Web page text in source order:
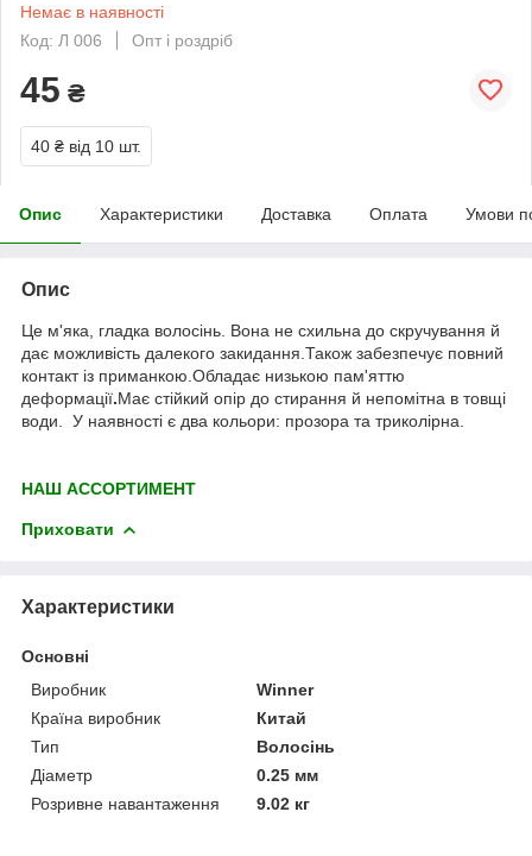
Немає в наявності
Код: Л 006
Опт і роздріб
45 ₴
40 ₴ від 10 шт.
Опис Характеристики Доставка Оплата Умови
Опис
Це м'яка, гладка волосінь. Вона не схильна до скручування й
дає можливість далекого закидання.Також забезпечує повний
контакт із приманкою.Обладає низькою пам'яттю
деформації.Має стійкий опір до стирання й непомітна в товщі
води. У наявності є два кольори: прозора та триколірна.
НАШ АССОРТИМЕНТ
Приховати
Характеристики
Основні
Виробник
Winner
Країна виробник
Китай
Тип
Волосінь
Діаметр
0.25 мм
Розривне навантаження
9.02 кг